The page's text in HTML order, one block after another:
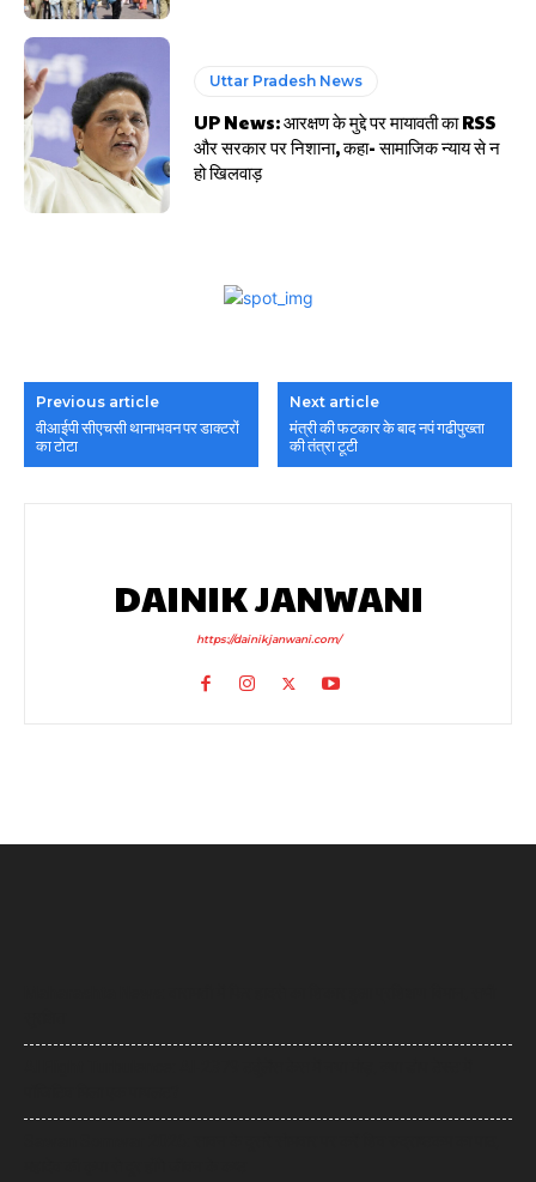
Uttar Pradesh News
UP News: आरक्षण के मुद्दे पर मायावती का RSS
और सरकार पर निशाना, कहा- सामाजिक न्याय से न
हो खिलवाड़
Previous article
वीआईपी सीएचसी थानाभवन पर डाक्टरों
का टोटा
Next article
मंत्री की फटकार के बाद नपं गढीपुख्ता
की तंत्रा टूटी
DAINIK JANWANI
https://dainikjanwani.com/